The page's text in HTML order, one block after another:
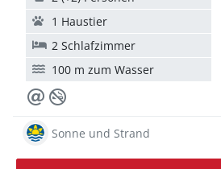
1 Haustier
2 Schlafzimmer
100 m zum Wasser
Sonne und Strand